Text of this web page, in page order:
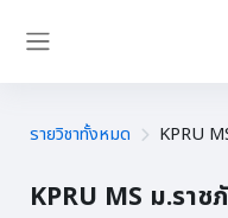
รายวิชาทั้งหมด KPRU
KPRU MS ม.รา